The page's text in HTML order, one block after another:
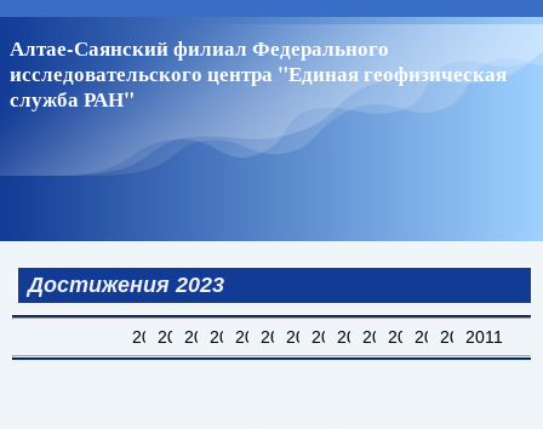
основному
содержанию
Алтае-Саянский филиал Федерального
исследовательского центра "Единая геофизическая
служба РАН"
Достижения 2023
20242023202220212020201920182017201620152014201320122011